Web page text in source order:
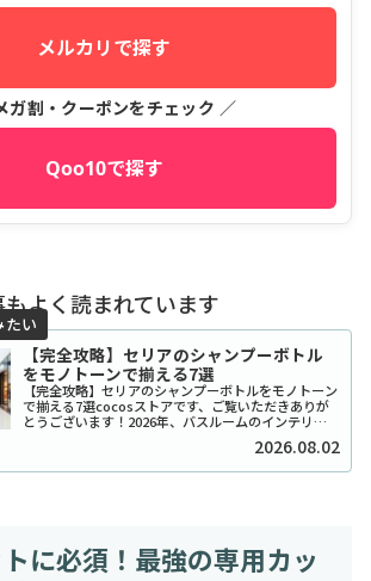
メルカリで探す
ガ割・クーポンをチェック ／
Qoo10で探す
よく読まれています
【完全攻略】セリアのシャンプーボトル
をモノトーンで揃える7選
【完全攻略】セリアのシャンプーボトルをモノトーン
で揃える7選cocosストアです、ご覧いただきありが
とうございます！2026年、バスルームのインテリア
をワンランク上げたいと考えているあなたに、セリア
のシャンプーボトル（モノトーン）はまさに救...
2026.08.02
に必須！最強の専用カッ